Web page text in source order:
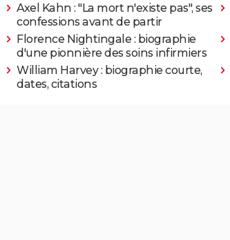
Axel Kahn : "La mort n'existe pas", ses
confessions avant de partir
Florence Nightingale : biographie
d'une pionnière des soins infirmiers
William Harvey : biographie courte,
dates, citations